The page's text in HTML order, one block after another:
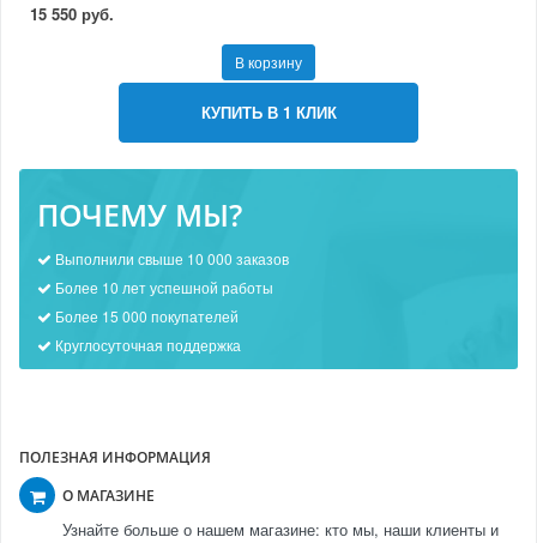
15 550 руб.
В корзину
КУПИТЬ В 1 КЛИК
ПОЧЕМУ МЫ?
Выполнили свыше 10 000 заказов
Более 10 лет успешной работы
Более 15 000 покупателей
Круглосуточная поддержка
ПОЛЕЗНАЯ ИНФОРМАЦИЯ
О МАГАЗИНЕ
Узнайте больше о нашем магазине: кто мы, наши клиенты и